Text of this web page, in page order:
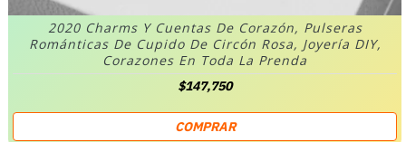
2020 Charms Y Cuentas De Corazón, Pulseras
Románticas De Cupido De Circón Rosa, Joyería DIY,
Corazones En Toda La Prenda
$147,750
COMPRAR